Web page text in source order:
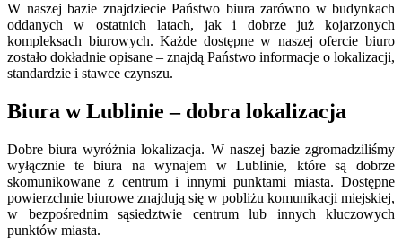
W naszej bazie znajdziecie Państwo biura zarówno w budynkach
oddanych w ostatnich latach, jak i dobrze już kojarzonych
kompleksach biurowych. Każde dostępne w naszej ofercie biuro
zostało dokładnie opisane – znajdą Państwo informacje o lokalizacji,
standardzie i stawce czynszu.
Biura w Lublinie – dobra lokalizacja
Dobre biura wyróżnia lokalizacja. W naszej bazie zgromadziliśmy
wyłącznie te biura na wynajem w Lublinie, które są dobrze
skomunikowane z centrum i innymi punktami miasta. Dostępne
powierzchnie biurowe znajdują się w pobliżu komunikacji miejskiej,
w bezpośrednim sąsiedztwie centrum lub innych kluczowych
punktów miasta.